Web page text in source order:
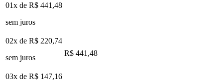
01x de R$ 441,48
sem juros
02x de R$ 220,74
sem juros
R$ 441,48
03x de R$ 147,16